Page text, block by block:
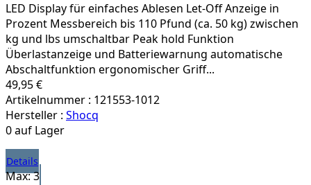
LED Display für einfaches Ablesen Let-Off Anzeige in
Prozent Messbereich bis 110 Pfund (ca. 50 kg) zwischen
kg und lbs umschaltbar Peak hold Funktion
Überlastanzeige und Batteriewarnung automatische
Abschaltfunktion ergonomischer Griff...
49,95 €
Artikelnummer : 121553-1012
Hersteller : Shocq
0 auf Lager
Details
Max: 3